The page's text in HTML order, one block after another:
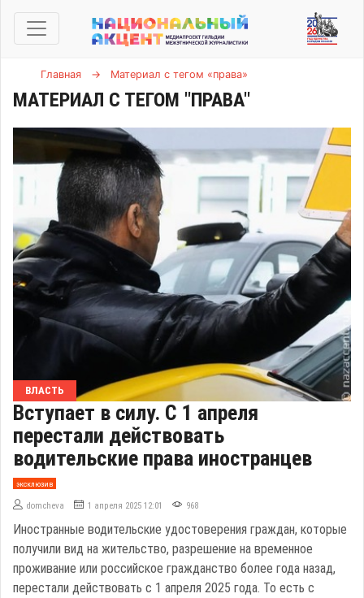
Главная → Материал с тегом «права»
МАТЕРИАЛ С ТЕГОМ "ПРАВА"
ВЛАСТЬ
Вступает в силу. С 1 апреля
перестали действовать
водительские права иностранцев
эксклюзив
domcheva 1 апреля 2025 12:01 968
Иностранные водительские удостоверения граждан, которые
получили вид на жительство, разрешение на временное
проживание или российское гражданство более года назад,
перестали действовать с 1 апреля 2025 года. То есть с